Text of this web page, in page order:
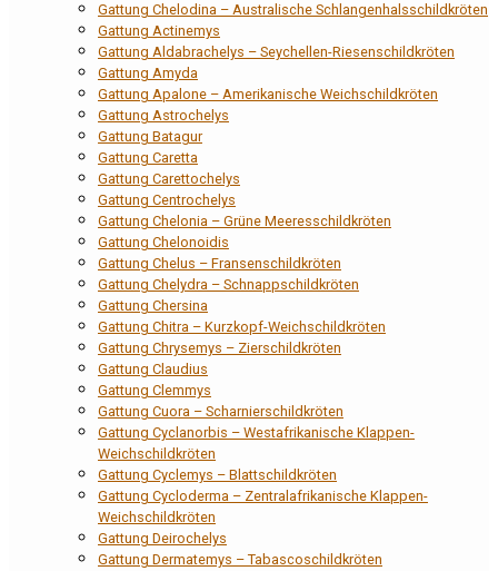
Gattung Chelodina – Australische Schlangenhalsschildkröten
Gattung Actinemys
Gattung Aldabrachelys – Seychellen-Riesenschildkröten
Gattung Amyda
Gattung Apalone – Amerikanische Weichschildkröten
Gattung Astrochelys
Gattung Batagur
Gattung Caretta
Gattung Carettochelys
Gattung Centrochelys
Gattung Chelonia – Grüne Meeresschildkröten
Gattung Chelonoidis
Gattung Chelus – Fransenschildkröten
Gattung Chelydra – Schnappschildkröten
Gattung Chersina
Gattung Chitra – Kurzkopf-Weichschildkröten
Gattung Chrysemys – Zierschildkröten
Gattung Claudius
Gattung Clemmys
Gattung Cuora – Scharnierschildkröten
Gattung Cyclanorbis – Westafrikanische Klappen-
Weichschildkröten
Gattung Cyclemys – Blattschildkröten
Gattung Cycloderma – Zentralafrikanische Klappen-
Weichschildkröten
Gattung Deirochelys
Gattung Dermatemys – Tabascoschildkröten